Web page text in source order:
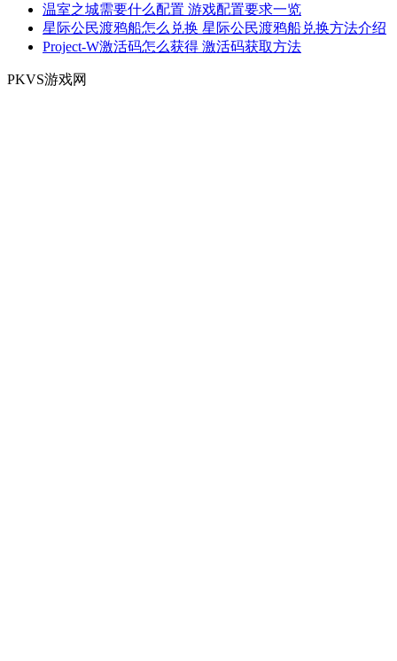
温室之城需要什么配置 游戏配置要求一览
星际公民渡鸦船怎么兑换 星际公民渡鸦船兑换方法介绍
Project-W激活码怎么获得 激活码获取方法
PKVS游戏网